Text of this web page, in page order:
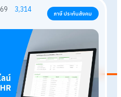
2569 3,314 ภาษี ประกันสังคม